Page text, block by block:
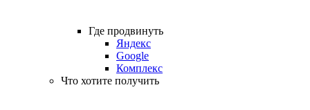
Где продвинуть
Яндекс
Google
Комплекс
Что хотите получить